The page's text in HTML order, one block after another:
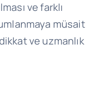
ve farklı
müsait
ve uzmanlık